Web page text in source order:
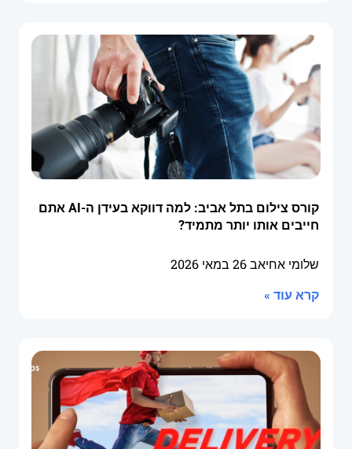
קורס צילום בתל אביב: למה דווקא בעידן ה-AI אתם
חייבים אותו יותר מתמיד?
שלומי אחיאב26 במאי 2026
קרא עוד »